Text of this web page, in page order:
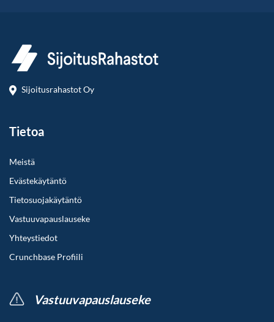
Sijoitusrahastot Oy
Tietoa
Meistä
Evästekäytäntö
Tietosuojakäytäntö
Vastuuvapauslauseke
Yhteystiedot
Crunchbase Profiili
Vastuuvapauslauseke